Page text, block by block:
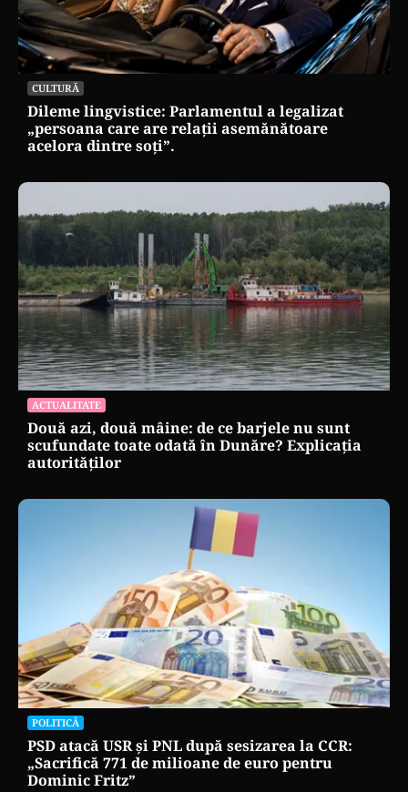
CULTURĂ
Dileme lingvistice: Parlamentul a legalizat
„persoana care are relații asemănătoare
acelora dintre soți”.
ACTUALITATE
Două azi, două mâine: de ce barjele nu sunt
scufundate toate odată în Dunăre? Explicația
autorităților
POLITICĂ
PSD atacă USR și PNL după sesizarea la CCR:
„Sacrifică 771 de milioane de euro pentru
Dominic Fritz”